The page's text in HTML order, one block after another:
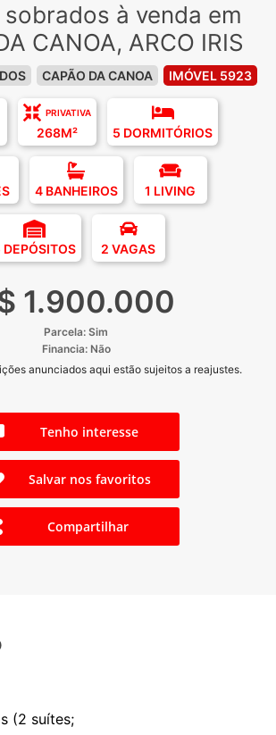
sobrados à venda em
CANOA, ARCO IRIS
CAPÃO DA CANOA IMÓVEL 5923
PRIVATIVA
268M² 5 DORMITÓRIOS
4 BANHEIROS 1 LIVING
DEPÓSITOS 2 VAGAS
1.900.000
Parcela: Sim
Financia: Não
anunciados aqui estão sujeitos a reajustes.
Tenho interesse
Salvar nos favoritos
Compartilhar
(2 suítes;